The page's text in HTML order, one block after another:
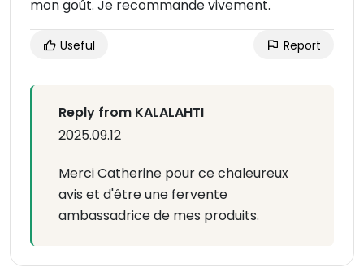
mon goût. Je recommande vivement.
Useful Report
Reply from KALALAHTI
2025.09.12
Merci Catherine pour ce chaleureux
avis et d'être une fervente
ambassadrice de mes produits.